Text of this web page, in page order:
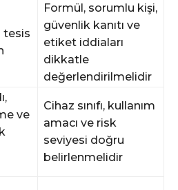
tesis
Formül, sorumlu kişi,
güvenlik kanıtı ve
etiket iddiaları
dikkatle
değerlendirilmelidir
ve
Cihaz sınıfı, kullanım
amacı ve risk
seviyesi doğru
belirlenmelidir